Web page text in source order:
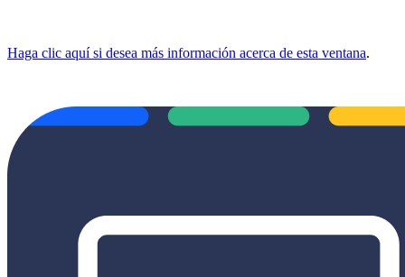
Haga clic aquí si desea más información acerca de esta ventana.